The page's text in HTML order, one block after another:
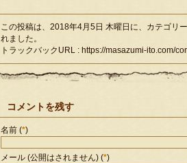
この投稿は、2018年4月5日 木曜日に、カテゴリー
れました。
トラックバックURL : https://masazumi-ito.com/
コメントを残す
名前 (*)
メール (公開はされません) (*)